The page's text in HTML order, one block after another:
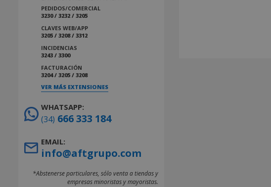
PEDIDOS/COMERCIAL
3230 / 3232 / 3205
CLAVES WEB/APP
3205 / 3208 / 3312
INCIDENCIAS
3243 / 3300
FACTURACIÓN
3204 / 3205 / 3208
VER MÁS EXTENSIONES
WHATSAPP:
(34) 666 333 184
EMAIL:
info@aftgrupo.com
*Abstenerse particulares, sólo venta a tiendas y
empresas minoristas y mayoristas.